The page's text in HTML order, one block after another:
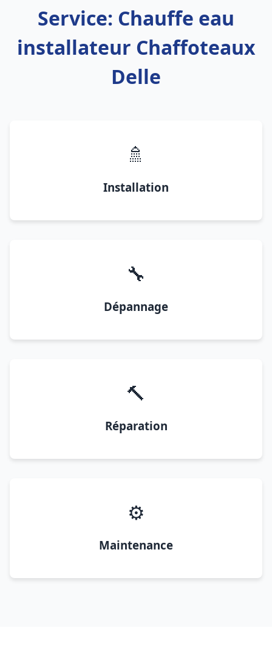
Service: Chauffe eau
installateur Chaffoteaux
Delle
🚿
Installation
🔧
Dépannage
🔨
Réparation
⚙️
Maintenance